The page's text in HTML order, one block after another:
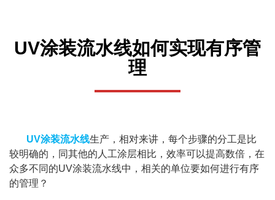
UV涂装流水线如何实现有序管
理
UV涂装流水线生产，相对来讲，每个步骤的分工是比
较明确的，同其他的人工涂层相比，效率可以提高数倍，在
众多不同的UV涂装流水线中，相关的单位要如何进行有序
的管理？